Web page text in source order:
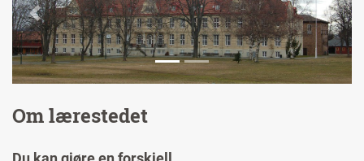
Previous Next
Om lærestedet